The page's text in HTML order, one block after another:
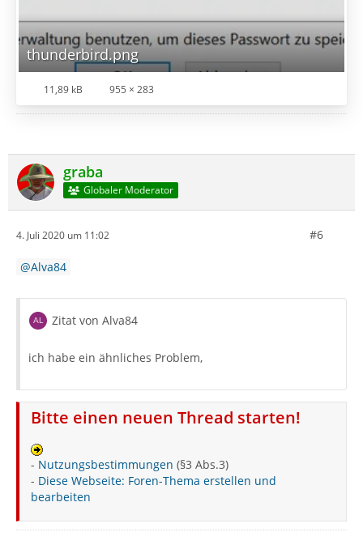
thunderbird.png
11,89 kB 955 × 283
graba
Globaler Moderator
4. Juli 2020 um 11:02 #6
Alva84
Zitat von Alva84
ich habe ein ähnliches Problem,
Bitte einen neuen Thread starten!
- Nutzungsbestimmungen (§3 Abs.3)
- Diese Webseite: Foren-Thema erstellen und
bearbeiten